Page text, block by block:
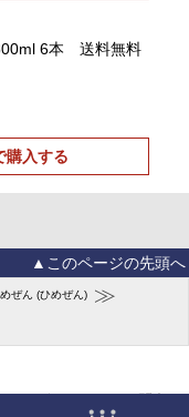
6本 送料無料
購入する
▲このページの先頭へ
ぜん (ひめぜん) ≫